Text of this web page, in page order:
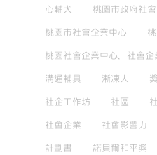
心輔犬 桃園市政府社
桃園市社會企業中心
桃園社會企業中心，社會企
溝通輔具 漸凍人
社企工作坊 社區
社會企業 社會影響力
計劃書 諾貝爾和平獎